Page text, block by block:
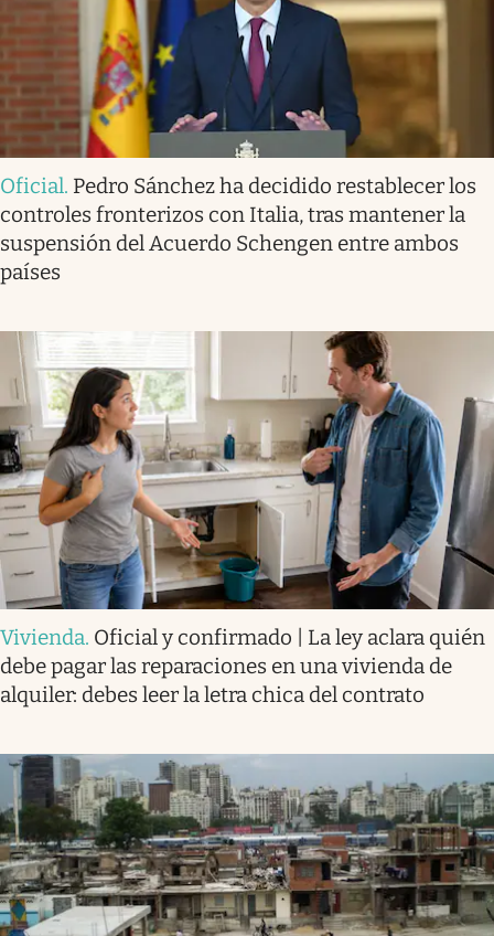
Oficial. Pedro Sánchez ha decidido restablecer los
controles fronterizos con Italia, tras mantener la
suspensión del Acuerdo Schengen entre ambos
países
Vivienda. Oficial y confirmado | La ley aclara quién
debe pagar las reparaciones en una vivienda de
alquiler: debes leer la letra chica del contrato